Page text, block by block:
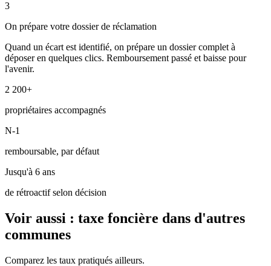
3
On prépare votre dossier de réclamation
Quand un écart est identifié, on prépare un dossier complet à
déposer en quelques clics. Remboursement passé et baisse pour
l'avenir.
2 200+
propriétaires accompagnés
N-1
remboursable, par défaut
Jusqu'à 6 ans
de rétroactif selon décision
Voir aussi : taxe foncière dans d'autres
communes
Comparez les taux pratiqués ailleurs.